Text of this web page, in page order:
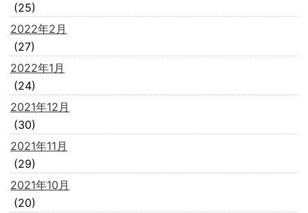
(25)
2022年2月
(27)
2022年1月
(24)
2021年12月
(30)
2021年11月
(29)
2021年10月
(20)